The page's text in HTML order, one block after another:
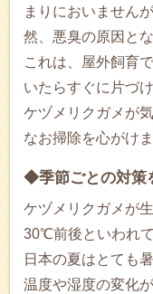
まりにおいません
然、悪臭の原因とな
これは、屋外飼育
いたらすぐに片づ
ケヅメリクガメが
なお掃除を心がけま
◆季節ごとの対策
ケヅメリクガメが
30℃前後といわれて
日本の夏はとても
温度や湿度の変化